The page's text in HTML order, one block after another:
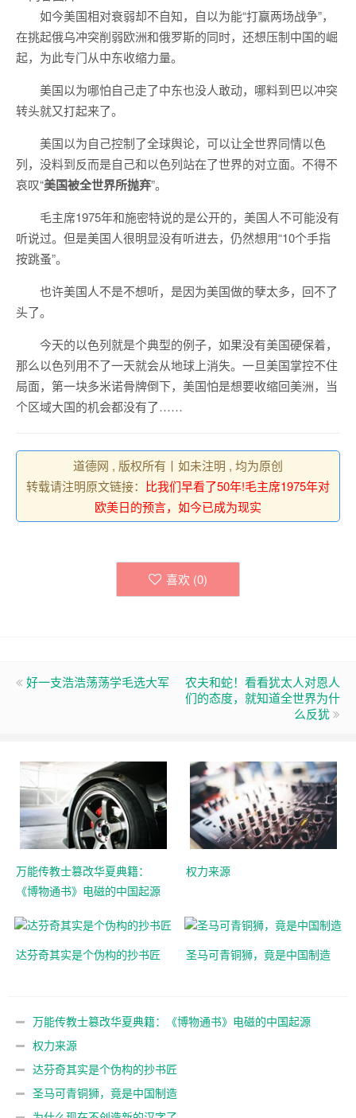
如今美国相对衰弱却不自知，自以为能“打赢两场战争”，
在挑起俄乌冲突削弱欧洲和俄罗斯的同时，还想压制中国的崛
起，为此专门从中东收缩力量。
美国以为哪怕自己走了中东也没人敢动，哪料到巴以冲突
转头就又打起来了。
美国以为自己控制了全球舆论，可以让全世界同情以色
列，没料到反而是自己和以色列站在了世界的对立面。不得不
哀叹“美国被全世界所抛弃”。
毛主席1975年和施密特说的是公开的，美国人不可能没有
听说过。但是美国人很明显没有听进去，仍然想用“10个手指
按跳蚤”。
也许美国人不是不想听，是因为美国做的孽太多，回不了
头了。
今天的以色列就是个典型的例子，如果没有美国硬保着，
那么以色列用不了一天就会从地球上消失。一旦美国掌控不住
局面，第一块多米诺骨牌倒下，美国怕是想要收缩回美洲，当
个区域大国的机会都没有了……
道德网 , 版权所有丨如未注明 , 均为原创
转载请注明原文链接： 比我们早看了50年!毛主席1975年对
欧美日的预言，如今已成为现实
喜欢 (0)
好一支浩浩荡荡学毛选大军
农夫和蛇！看看犹太人对恩人
们的态度，就知道全世界为什
么反犹
万能传教士篡改华夏典籍：
《博物通书》电磁的中国起源
权力来源
达芬奇其实是个伪构的抄书匠 圣马可青铜狮，竟是中国制造
万能传教士篡改华夏典籍：《博物通书》电磁的中国起源
权力来源
达芬奇其实是个伪构的抄书匠
圣马可青铜狮，竟是中国制造